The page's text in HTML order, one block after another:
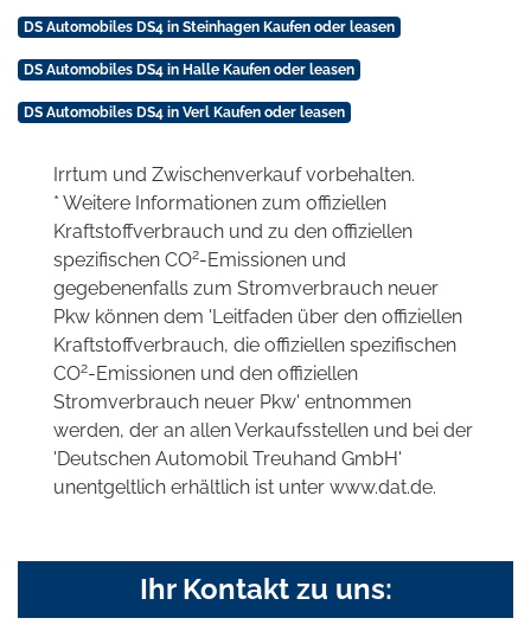
DS Automobiles DS4 in Steinhagen Kaufen oder leasen
DS Automobiles DS4 in Halle Kaufen oder leasen
DS Automobiles DS4 in Verl Kaufen oder leasen
Irrtum und Zwischenverkauf vorbehalten.
* Weitere Informationen zum offiziellen
Kraftstoffverbrauch und zu den offiziellen
spezifischen CO2-Emissionen und
gegebenenfalls zum Stromverbrauch neuer
Pkw können dem 'Leitfaden über den offiziellen
Kraftstoffverbrauch, die offiziellen spezifischen
CO2-Emissionen und den offiziellen
Stromverbrauch neuer Pkw' entnommen
werden, der an allen Verkaufsstellen und bei der
'Deutschen Automobil Treuhand GmbH'
unentgeltlich erhältlich ist unter www.dat.de.
Ihr Kontakt zu uns: